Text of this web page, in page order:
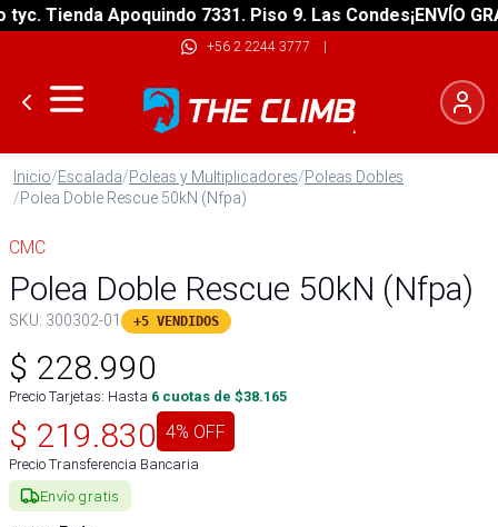
Tienda Apoquindo 7331. Piso 9. Las Condes¡ENVÍO
+56 2 2244 3777 |
Inicio/Escalada/Poleas y Multiplicadores/Poleas Dobles
/Polea Doble Rescue 50kN (Nfpa)
CMC
Polea Doble Rescue 50kN (Nfpa)
SKU: 300302-01 +5 VENDIDOS
$ 228.990
Precio Tarjetas: Hasta 6 cuotas de $38.165
$ 219.830 4% OFF
Precio Transferencia Bancaria
Envío gratis